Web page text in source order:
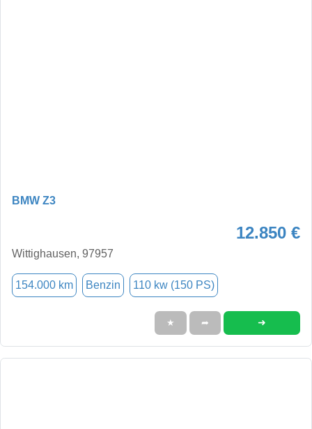
BMW Z3
12.850 €
Wittighausen, 97957
154.000 km Benzin 110 kw (150 PS)
★ ➦ ➜